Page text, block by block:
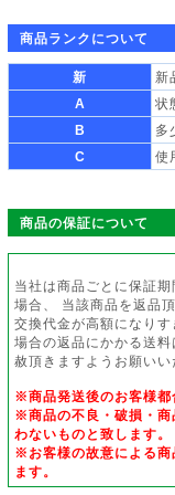
商品ランクについて
新
新
A
状
B
多
C
使
商品の保証について
当社は商品ごとに保証
場合、 当該商品を返品
交換代金が高額になり
場合の返品にかかる送
赦頂きますようお願いい
※商品発送後のお客様都
※商品の不良・破損・商
わないものと致します。
※お客様の故意による商
ます。